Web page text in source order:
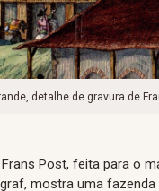
detalhe de gravura de
Post, feita para o
mostra uma fazenda